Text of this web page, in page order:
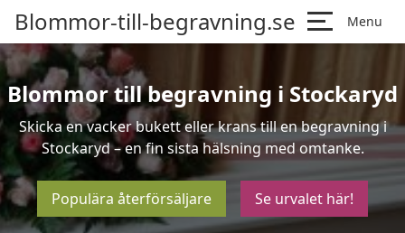
Blommor-till-begravning.se Menu
Blommor till begravning i Stockaryd
Skicka en vacker bukett eller krans till en begravning i
Stockaryd – en fin sista hälsning med omtanke.
Populära återförsäljare Se urvalet här!